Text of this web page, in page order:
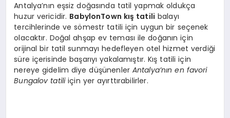
Antalya’nın eşsiz doğasında tatil yapmak oldukça
huzur vericidir. BabylonTown kış tatili balayı
tercihlerinde ve sömestr tatili için uygun bir seçenek
olacaktır. Doğal ahşap ev teması ile doğanın için
orijinal bir tatil sunmayı hedefleyen otel hizmet verdiği
süre içerisinde başarıyı yakalamıştır. Kış tatili için
nereye gidelim diye düşünenler Antalya’nın en favori
Bungalov tatiliiçin yer ayırttırabilirler.